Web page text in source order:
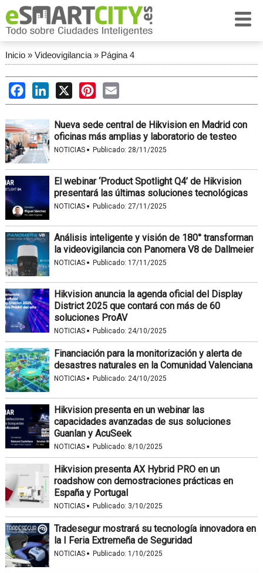
Inicio» Videovigilancia» Página 4
FacebookLinkedIn
X PinterestEmail
Nueva sede central de Hikvision en Madrid con
oficinas más amplias y laboratorio de testeo
NOTICIAS · Publicado: 28/11/2025
El webinar ‘Product Spotlight Q4’ de Hikvision
presentará las últimas soluciones tecnológicas
NOTICIAS · Publicado: 27/11/2025
Análisis inteligente y visión de 180° transforman
la videovigilancia con Panomera V8 de Dallmeier
NOTICIAS · Publicado: 17/11/2025
Hikvision anuncia la agenda oficial del Display
District 2025 que contará con más de 60
soluciones ProAV
NOTICIAS · Publicado: 24/10/2025
Financiación para la monitorización y alerta de
desastres naturales en la Comunidad Valenciana
NOTICIAS · Publicado: 24/10/2025
Hikvision presenta en un webinar las
capacidades avanzadas de sus soluciones
Guanlan y AcuSeek
NOTICIAS · Publicado: 8/10/2025
Hikvision presenta AX Hybrid PRO en un
roadshow con demostraciones prácticas en
España y Portugal
NOTICIAS · Publicado: 3/10/2025
Tradesegur mostrará su tecnología innovadora en
la I Feria Extremeña de Seguridad
NOTICIAS · Publicado: 1/10/2025